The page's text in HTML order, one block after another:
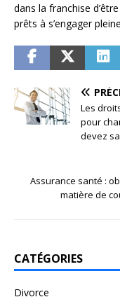
dans la franchise
prêts à s’engager
Les
pour
devez
Assurance santé :
matière de
CATÉGORIES
Divorce